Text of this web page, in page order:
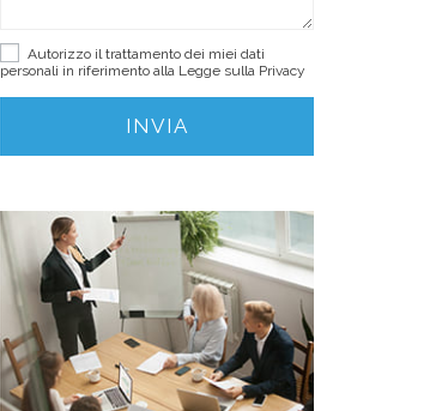
Autorizzo il trattamento dei miei dati
personali in riferimento alla Legge sulla Privacy